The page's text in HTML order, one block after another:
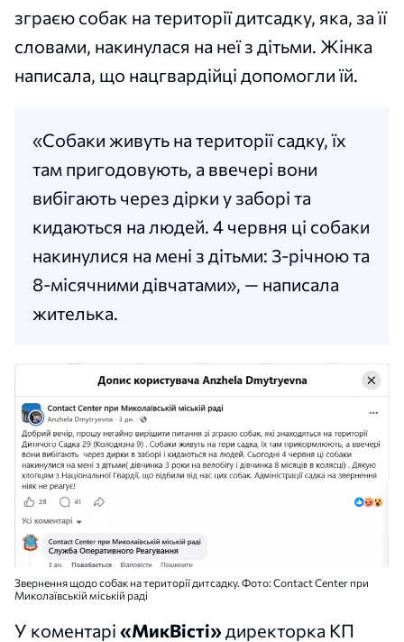
зграєю собак на території дитсадку, яка, за її
словами, накинулася на неї з дітьми. Жінка
написала, що нацгвардійці допомогли їй.
«Собаки живуть на території садку, їх
там пригодовують, а ввечері вони
вибігають через дірки у заборі та
кидаються на людей. 4 червня ці собаки
накинулися на мені з дітьми: 3-річною та
8-місячними дівчатами», — написала
жителька.
Звернення щодо собак на території дитсадку. Фото: Contact Center при
Миколаївській міській раді
У коментарі «МикВісті»директорка КП